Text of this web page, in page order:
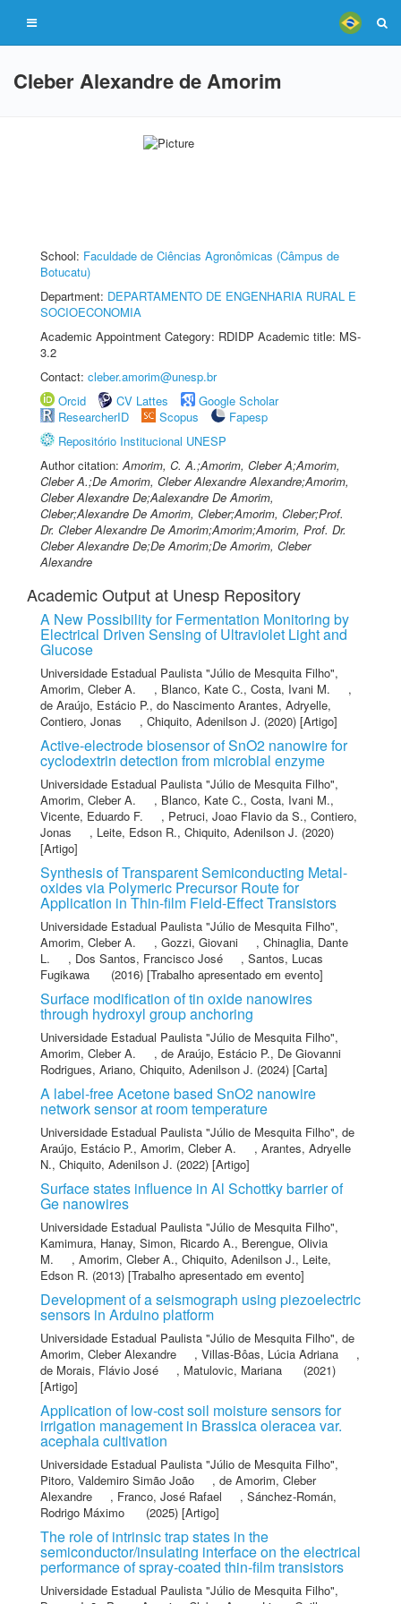
Cleber Alexandre de Amorim
School: Faculdade de Ciências Agronômicas (Câmpus de
Botucatu)
Department: DEPARTAMENTO DE ENGENHARIA RURAL E
SOCIOECONOMIA
Academic Appointment Category: RDIDP Academic title: MS-
3.2
Contact: cleber.amorim@unesp.br
Orcid
CV Lattes
Google Scholar
ResearcherID
Scopus
Fapesp
Repositório Institucional UNESP
Author citation:Amorim, C. A.;Amorim, Cleber A;Amorim,
Cleber A.;De Amorim, Cleber Alexandre Alexandre;Amorim,
Cleber Alexandre De;Aalexandre De Amorim,
Cleber;Alexandre De Amorim, Cleber;Amorim, Cleber;Prof.
Dr. Cleber Alexandre De Amorim;Amorim;Amorim, Prof. Dr.
Cleber Alexandre De;De Amorim;De Amorim, Cleber
Alexandre
Academic Output at Unesp Repository
A New Possibility for Fermentation Monitoring by
Electrical Driven Sensing of Ultraviolet Light and
Glucose
Universidade Estadual Paulista "Júlio de Mesquita Filho",
Amorim, Cleber A.
, Blanco, Kate C., Costa, Ivani M.
,
de Araújo, Estácio P., do Nascimento Arantes, Adryelle,
Contiero, Jonas
, Chiquito, Adenilson J. (2020) [Artigo]
Active-electrode biosensor of SnO2 nanowire for
cyclodextrin detection from microbial enzyme
Universidade Estadual Paulista "Júlio de Mesquita Filho",
Amorim, Cleber A.
, Blanco, Kate C., Costa, Ivani M.,
Vicente, Eduardo F.
, Petruci, Joao Flavio da S., Contiero,
Jonas
, Leite, Edson R., Chiquito, Adenilson J. (2020)
[Artigo]
Synthesis of Transparent Semiconducting Metal-
oxides via Polymeric Precursor Route for
Application in Thin-film Field-Effect Transistors
Universidade Estadual Paulista "Júlio de Mesquita Filho",
Amorim, Cleber A.
, Gozzi, Giovani , Chinaglia, Dante
L.
, Dos Santos, Francisco José , Santos, Lucas
Fugikawa
(2016) [Trabalho apresentado em evento]
Surface modification of tin oxide nanowires
through hydroxyl group anchoring
Universidade Estadual Paulista "Júlio de Mesquita Filho",
Amorim, Cleber A.
, de Araújo, Estácio P., De Giovanni
Rodrigues, Ariano, Chiquito, Adenilson J. (2024) [Carta]
A label-free Acetone based SnO2 nanowire
network sensor at room temperature
Universidade Estadual Paulista "Júlio de Mesquita Filho", de
Araújo, Estácio P., Amorim, Cleber A. , Arantes, Adryelle
N., Chiquito, Adenilson J. (2022) [Artigo]
Surface states influence in Al Schottky barrier of
Ge nanowires
Universidade Estadual Paulista "Júlio de Mesquita Filho",
Kamimura, Hanay, Simon, Ricardo A., Berengue, Olivia
M.
, Amorim, Cleber A., Chiquito, Adenilson J., Leite,
Edson R. (2013) [Trabalho apresentado em evento]
Development of a seismograph using piezoelectric
sensors in Arduino platform
Universidade Estadual Paulista "Júlio de Mesquita Filho", de
Amorim, Cleber Alexandre
, Villas-Bôas, Lúcia Adriana
,
de Morais, Flávio José
, Matulovic, Mariana
(2021)
[Artigo]
Application of low-cost soil moisture sensors for
irrigation management in Brassica oleracea var.
acephala cultivation
Universidade Estadual Paulista "Júlio de Mesquita Filho",
Pitoro, Valdemiro Simão João
, de Amorim, Cleber
Alexandre
, Franco, José Rafael , Sánchez-Román,
Rodrigo Máximo
(2025) [Artigo]
The role of intrinsic trap states in the
semiconductor/insulating interface on the electrical
performance of spray-coated thin-film transistors
Universidade Estadual Paulista "Júlio de Mesquita Filho",